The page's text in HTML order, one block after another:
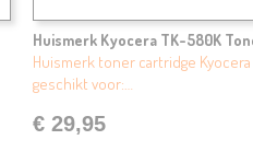
Huismerk Kyocera TK-580K
Huismerk toner cartridge Kyocera
geschikt voor:…
€ 29,95